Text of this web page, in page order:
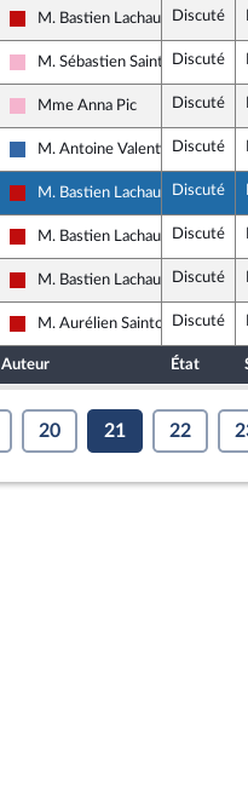
La France insoumise - Nouveau
M. Bastien Lachaud Discuté
Socialistes et apparentés
M. Sébastien Saint-Pasteur
Discuté
Socialistes et apparentés
Mme Anna Pic Discuté
Union des droites pour la
M. Antoine Valentin Discuté
La France insoumise - Nouveau
M. Bastien Lachaud Discuté
La France insoumise - Nouveau
M. Bastien Lachaud Discuté
La France insoumise - Nouveau
M. Bastien Lachaud Discuté
La France insoumise - Nouveau
M. Aurélien SaintoulDiscuté
Auteur État
20 21 22